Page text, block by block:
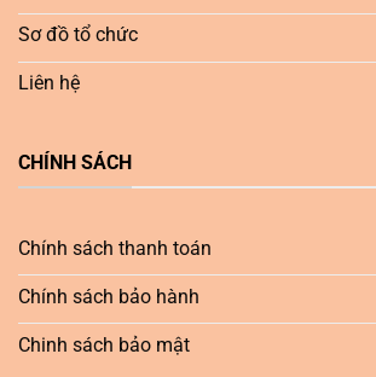
Sơ đồ tổ chức
Liên hệ
CHÍNH SÁCH
Chính sách thanh toán
Chính sách bảo hành
Chinh sách bảo mật